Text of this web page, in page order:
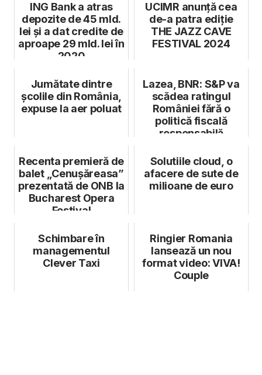
ING Bank a atras
depozite de 45 mld.
lei și a dat credite de
aproape 29 mld. lei în
2020
UCIMR anunță cea
de-a patra ediție
THE JAZZ CAVE
FESTIVAL 2024
Jumătate dintre
școlile din România,
expuse la aer poluat
Lazea, BNR: S&P va
scădea ratingul
României fără o
politică fiscală
responsabilă
Recenta premieră de
balet „Cenușăreasa”
prezentată de ONB la
Bucharest Opera
Festival
Solutiile cloud, o
afacere de sute de
milioane de euro
Schimbare în
managementul
Clever Taxi
Ringier Romania
lansează un nou
format video: VIVA!
Couple